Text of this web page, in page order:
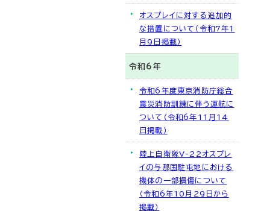
オスプレイに対する追加的
な措置について（令和7年1
月9日掲載）
令和6年
令和6年度東京消防庁総合
震災消防訓練に伴う運航に
ついて（令和6年11月14
日掲載）
陸上自衛隊V-22オスプレ
イの与那国駐屯地における
機体の一部損傷について
（令和6年10月29日から
掲載）